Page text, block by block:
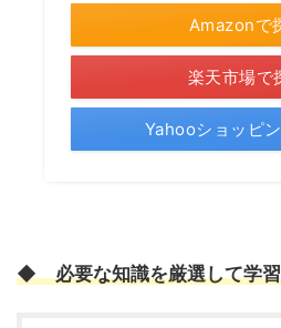
Amazonで
楽天市場で
Yahooショッピ
◆必要な知識を厳選して学